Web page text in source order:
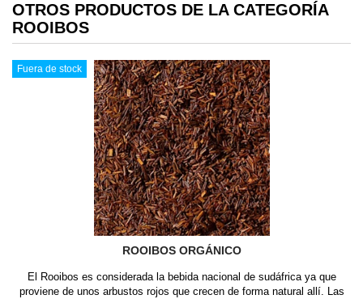
OTROS PRODUCTOS DE LA CATEGORÍA
ROOIBOS
Fuera de stock
ROOIBOS ORGÁNICO
El Rooibos es considerada la bebida nacional de sudáfrica ya que
proviene de unos arbustos rojos que crecen de forma natural allí. Las